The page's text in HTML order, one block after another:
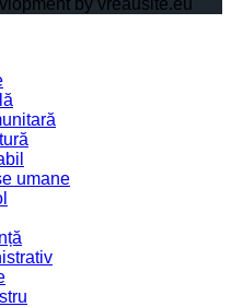
by vreausite.eu
umane